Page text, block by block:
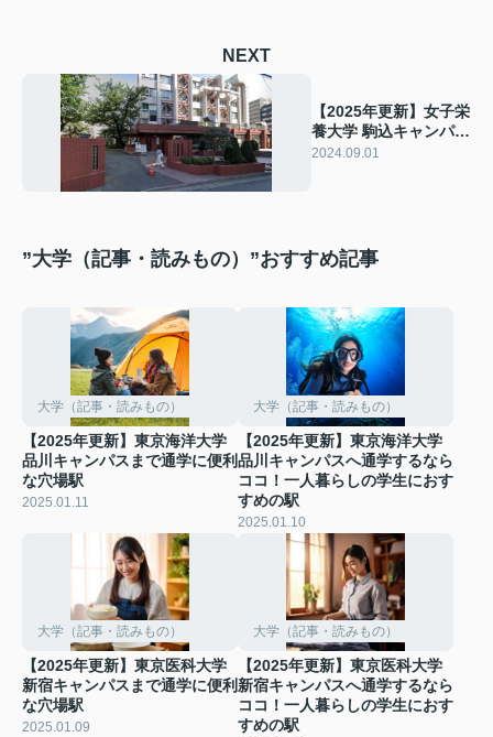
NEXT
【2025年更新】女子栄
養大学 駒込キャンパス
の学生生活と物件探し
2024.09.01
”大学（記事・読みもの）”おすすめ記事
大学（記事・読みもの）
【2025年更新】東京海洋大学
品川キャンパスまで通学に便利
な穴場駅
2025.01.11
大学（記事・読みもの）
【2025年更新】東京海洋大学
品川キャンパスへ通学するなら
ココ！一人暮らしの学生におす
すめの駅
2025.01.10
大学（記事・読みもの）
【2025年更新】東京医科大学
新宿キャンパスまで通学に便利
な穴場駅
2025.01.09
大学（記事・読みもの）
【2025年更新】東京医科大学
新宿キャンパスへ通学するなら
ココ！一人暮らしの学生におす
すめの駅